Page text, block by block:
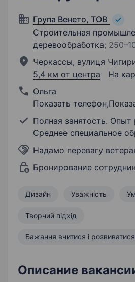
Група Венето, ТОВ
Строительная
деревообработка;
Черкассы, вулиця
5,4 км от центра
На
Ольга
Показать телефон,
Полная занятость. Опыт
Среднее специальное
Надамо перевагу
Бронирование
Дизайн Уважність
Творчий підхід
Бажання вчитися і розвиватися
Описание